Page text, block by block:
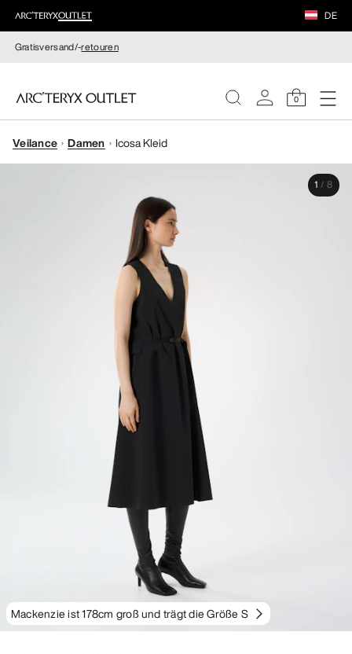
DE
Gratisversand/-retouren
0
DAMEN
Veilance Damen Icosa Kleid
Mackenzie ist 178cm groß und trägt die Größe S
1 / 8